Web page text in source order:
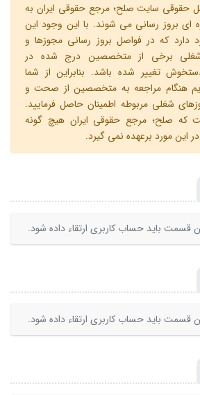
حقوقی سایت صلح؛ مرجع حقوقی ایران به
ای بروز رسانی می شوند. با این وجود این
دارد که در فواصل بروز رسانی مجوزها و
برخی از متخصصین درج شده در
تغییر شده باشد. بنابراین از شما
هنگام مراجعه به متخصصین از صحت و
شغلی مربوطه اطمینان حاصل فرمایید.
که صلح؛ مرجع حقوقی ایران هیچ گونه
این مورد برعهده نمی گیرد.
قسمت باید حساب کاربری ارتقاء داده شود.
قسمت باید حساب کاربری ارتقاء داده شود.